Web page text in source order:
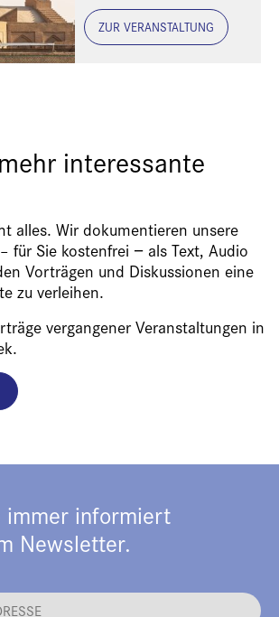
ZUR VERANSTALTUNG
interessante
alles. Wir dokumentieren unsere
für Sie kostenfrei − als Text, Audio
Vorträgen und Diskussionen eine
zu verleihen.
vergangener Veranstaltungen in
immer informiert
Newsletter.